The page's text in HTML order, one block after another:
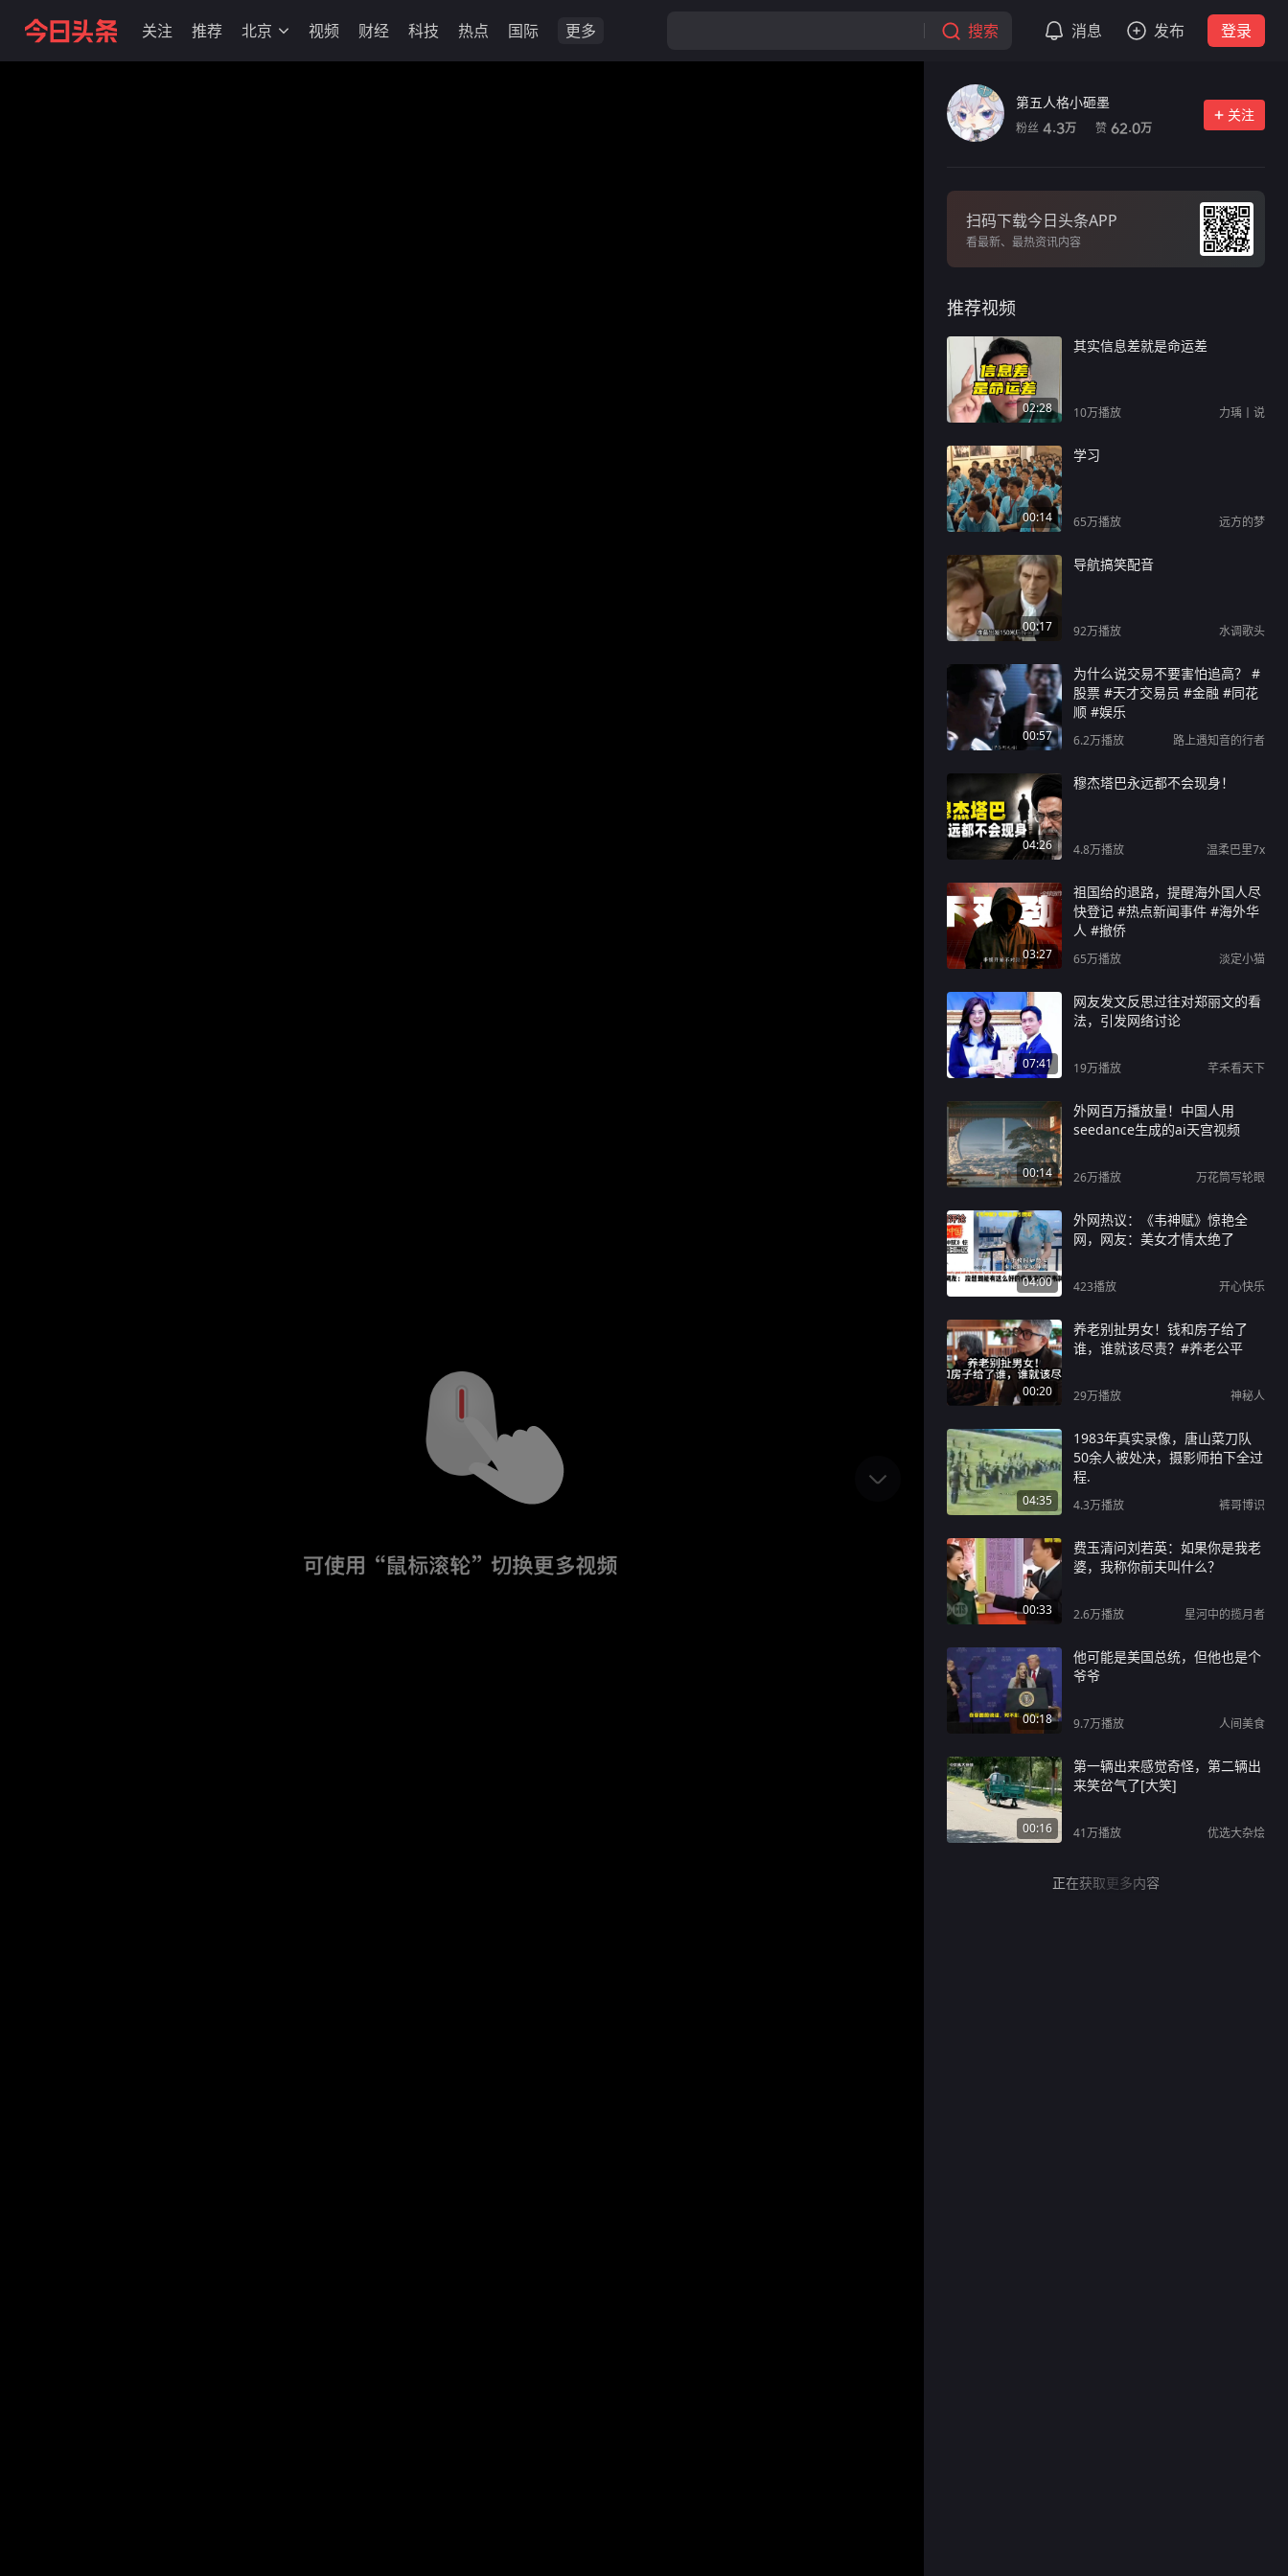
关注 推荐 北京 视频 财经 科技 热点 国际 更多 搜索 消息 发布 登录
第五人格小砸墨
粉丝 4.3万 赞 62.0万
关注
扫码下载今日头条APP
看最新、最热资讯内容
推荐视频
02:28
其实信息差就是命运差
10万播放 力瑀丨说
00:14
学习
65万播放 远方的梦
00:17
导航搞笑配音
92万播放 水调歌头
00:57
为什么说交易不要害怕追高？ #
股票 #天才交易员 #金融 #同花
顺 #娱乐
6.2万播放 路上遇知音的行者
04:26
穆杰塔巴永远都不会现身！
4.8万播放 温柔巴里7x
03:27
祖国给的退路，提醒海外国人尽
快登记 #热点新闻事件 #海外华
人 #撤侨
65万播放 淡定小猫
07:41
网友发文反思过往对郑丽文的看
法，引发网络讨论
19万播放 芊禾看天下
00:14
外网百万播放量！中国人用
seedance生成的ai天宫视频
26万播放 万花筒写轮眼
04:00
外网热议：《韦神赋》惊艳全
网，网友：美女才情太绝了
423播放 开心快乐
00:20
养老别扯男女！钱和房子给了
谁，谁就该尽责？#养老公平
29万播放 神秘人
04:35
1983年真实录像，唐山菜刀队
50余人被处决，摄影师拍下全过
程.
4.3万播放 裤哥博识
00:33
费玉清问刘若英：如果你是我老
婆，我称你前夫叫什么？
2.6万播放 星河中的揽月者
00:18
他可能是美国总统，但他也是个
爷爷
9.7万播放 人间美食
00:16
第一辆出来感觉奇怪，第二辆出
来笑岔气了[大笑]
41万播放 优选大杂烩
正在获取更多内容